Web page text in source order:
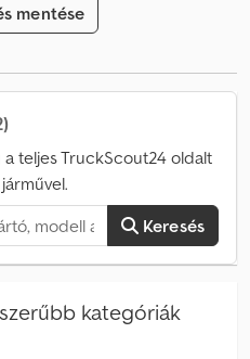
típusú cserefelépítmény-
Motorhiba! Codpfjqxuadsx
és az előszűrőben
kg Méretek (hossz x
x 2550 mm x 2900 mm Euro 3
(az előző tulajdonos
található Teljes
találja Értesüljön az összes
– iratkozzon fel
és elírás lehetőségével
mentése
teljes TruckScout24 oldalt
Keresés
kategóriák